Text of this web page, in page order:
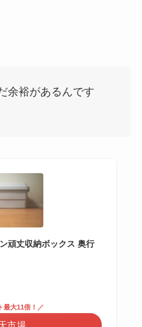
余裕があるんです
頑丈収納ボックス 奥行
最大11倍！／